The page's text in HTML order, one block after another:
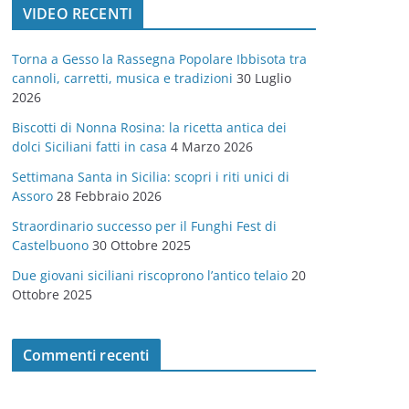
o
r
e
VIDEO RECENTI
Torna a Gesso la Rassegna Popolare Ibbisota tra
cannoli, carretti, musica e tradizioni 30 Luglio
2026
Biscotti di Nonna Rosina: la ricetta antica dei
dolci Siciliani fatti in casa 4 Marzo 2026
Settimana Santa in Sicilia: scopri i riti unici di
Assoro 28 Febbraio 2026
Straordinario successo per il Funghi Fest di
Castelbuono 30 Ottobre 2025
Due giovani siciliani riscoprono l’antico telaio 20
Ottobre 2025
Commenti recenti